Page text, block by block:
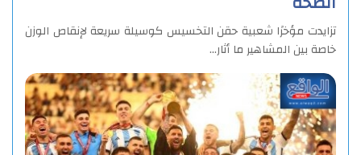
تزايدت مؤخرًا شعبية حقن التخسيس كوسيلة سريعة لإنقاص الوزن
خاصة بين المشاهير ما أثار…